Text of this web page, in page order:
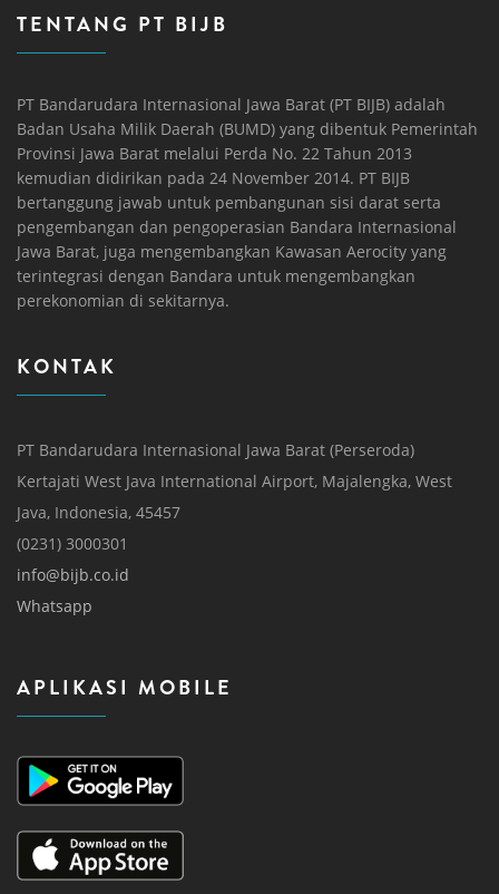
TENTANG PT BIJB
PT Bandarudara Internasional Jawa Barat (PT BIJB) adalah
Badan Usaha Milik Daerah (BUMD) yang dibentuk Pemerintah
Provinsi Jawa Barat melalui Perda No. 22 Tahun 2013
kemudian didirikan pada 24 November 2014. PT BIJB
bertanggung jawab untuk pembangunan sisi darat serta
pengembangan dan pengoperasian Bandara Internasional
Jawa Barat, juga mengembangkan Kawasan Aerocity yang
terintegrasi dengan Bandara untuk mengembangkan
perekonomian di sekitarnya.
KONTAK
PT Bandarudara Internasional Jawa Barat (Perseroda)
Kertajati West Java International Airport, Majalengka, West
Java, Indonesia, 45457
(0231) 3000301
info@bijb.co.id
Whatsapp
APLIKASI MOBILE